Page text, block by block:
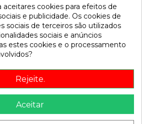
Ambiente | 0.98 - ...
2022-04-06
delantero derecho para ford
| 0.98 - ... ambiente | 0.98 - ...
aceitares cookies para efeitos de
e publicidade. Os cookies de
sociais de terceiros são utilizados
sociais e anúncios
estes cookies e o processamento
Rejeite.
Aceitar